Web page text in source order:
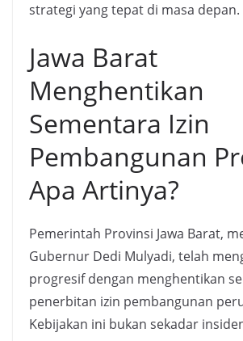
strategi yang tepat di masa depan.
Jawa Barat
Menghentikan
Sementara Izin
Pembangunan
Apa Artinya?
Pemerintah Provinsi Jawa Barat,
Gubernur Dedi Mulyadi, telah
progresif dengan menghentikan
penerbitan izin pembangunan
Kebijakan ini bukan sekadar